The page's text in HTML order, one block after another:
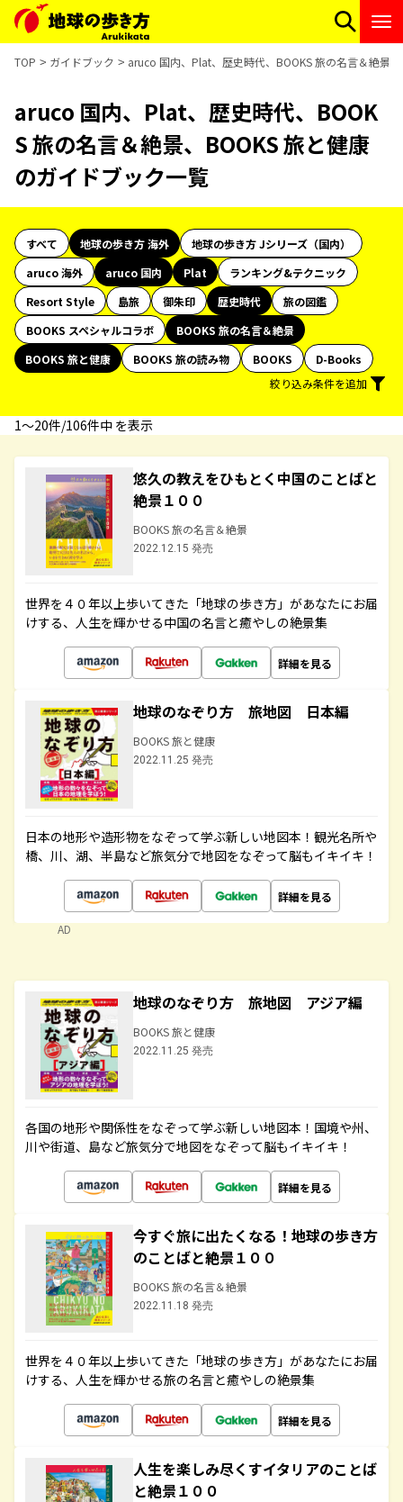
TOP ガイドブック aruco 国内、Plat、歴史時代、BOOKS 旅の名言＆絶景
aruco 国内、Plat、歴史時代、BOOK
S 旅の名言＆絶景、BOOKS 旅と健康
のガイドブック一覧
すべて 地球の歩き方 海外
地球の歩き方 Jシリーズ（国内）
aruco 海外
aruco 国内 Plat
ランキング&テクニック
Resort Style
島旅 御朱印 歴史時代
旅の図鑑
BOOKS スペシャルコラボ
BOOKS 旅の名言＆絶景
BOOKS 旅と健康
BOOKS 旅の読み物 BOOKS
D-Books
絞り込み条件を追加
1〜20件/106件中 を表示
悠久の教えをひもとく中国のことばと
絶景１００
BOOKS 旅の名言＆絶景
2022.12.15 発売
世界を４０年以上歩いてきた「地球の歩き方」があなたにお届
けする、人生を輝かせる中国の名言と癒やしの絶景集
詳細を見る
地球のなぞり方 旅地図 日本編
BOOKS 旅と健康
2022.11.25 発売
日本の地形や造形物をなぞって学ぶ新しい地図本！観光名所や
橋、川、湖、半島など旅気分で地図をなぞって脳もイキイキ！
詳細を見る
AD
地球のなぞり方 旅地図 アジア編
BOOKS 旅と健康
2022.11.25 発売
各国の地形や関係性をなぞって学ぶ新しい地図本！国境や州、
川や街道、島など旅気分で地図をなぞって脳もイキイキ！
詳細を見る
今すぐ旅に出たくなる！地球の歩き方
のことばと絶景１００
BOOKS 旅の名言＆絶景
2022.11.18 発売
世界を４０年以上歩いてきた「地球の歩き方」があなたにお届
けする、人生を輝かせる旅の名言と癒やしの絶景集
詳細を見る
人生を楽しみ尽くすイタリアのことば
と絶景１００